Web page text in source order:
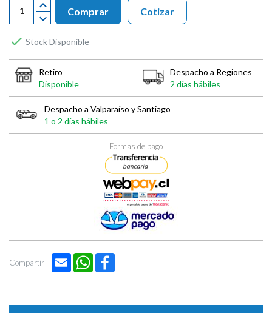
Comprar
 Stock Disponible
Cotizar
Retiro
Disponible
Despacho a Regiones
2 días hábiles
Despacho a Valparaíso y Santiago
1 o 2 días hábiles
Formas de pago
Compartir Email WhatsApp